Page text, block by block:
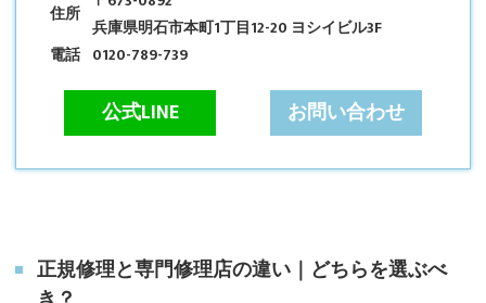
住所
兵庫県明石市本町1丁目12-20 ヨシイビル3F
電話 0120-789-739
公式LINE お問い合わせ
正規修理と専門修理店の違い｜どちらを選ぶべ